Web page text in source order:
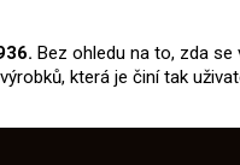
Bez ohledu na to, zda
která je činí tak